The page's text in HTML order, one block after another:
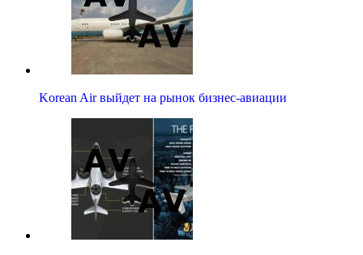
Korean Air выйдет на рынок бизнес-авиации